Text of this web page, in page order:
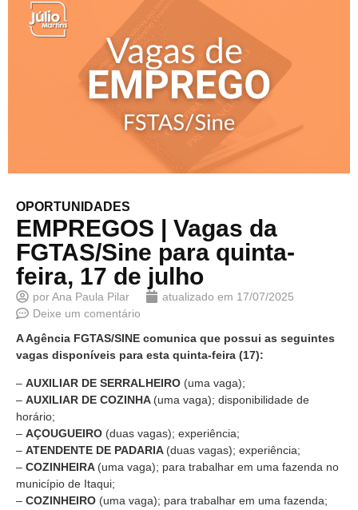
OPORTUNIDADES
EMPREGOS | Vagas da
FGTAS/Sine para quinta-
feira, 17 de julho
porAna Paula Pilar atualizado em 17/07/2025
Deixe um comentário
A Agência FGTAS/SINE comunica que possui as seguintes
vagas disponíveis para esta quinta-feira (17):
– AUXILIAR DE SERRALHEIRO (uma vaga);
– AUXILIAR DE COZINHA (uma vaga); disponibilidade de
horário;
– AÇOUGUEIRO (duas vagas); experiência;
– ATENDENTE DE PADARIA (duas vagas); experiência;
– COZINHEIRA (uma vaga); para trabalhar em uma fazenda no
município de Itaqui;
– COZINHEIRO (uma vaga); para trabalhar em uma fazenda;